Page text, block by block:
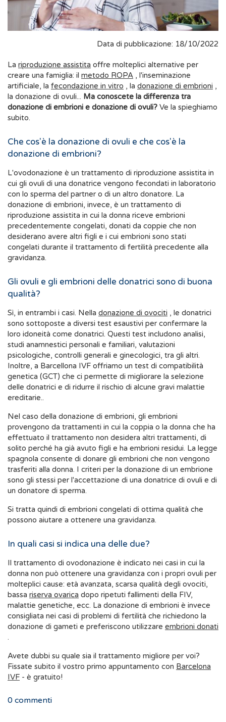
Data di pubblicazione: 18/10/2022
La riproduzione assistita
creare una famiglia: il metodo ROPA , l'inseminazione
artificiale, la fecondazione in vitro , la donazione di embrioni ,
la donazione di ovuli... Ma conoscete la differenza tra
donazione di embrioni e donazione di ovuli? Ve la spieghiamo
subito.
Che cos'è la donazione di ovuli e che cos'è la
donazione di embrioni?
L'ovodonazione è un trattamento di riproduzione assistita in
cui gli ovuli di una donatrice vengono fecondati in laboratorio
con lo sperma del partner o di un altro donatore. La
donazione di embrioni, invece, è un trattamento di
riproduzione assistita in cui la donna riceve embrioni
precedentemente congelati, donati da coppie che non
desiderano avere altri figli e i cui embrioni sono stati
congelati durante il trattamento di fertilità precedente alla
gravidanza.
Gli ovuli e gli embrioni delle donatrici sono di buona
qualità?
Sì, in entrambi i casi. Nella donazione di ovociti , le donatrici
sono sottoposte a diversi test esaustivi per confermare la
loro idoneità come donatrici. Questi test includono analisi,
studi anamnestici personali e familiari, valutazioni
psicologiche, controlli generali e ginecologici, tra gli altri.
Inoltre, a Barcellona IVF offriamo un test di compatibilità
genetica (GCT) che ci permette di migliorare la selezione
delle donatrici e di ridurre il rischio di alcune gravi malattie
ereditarie..
Nel caso della donazione di embrioni, gli embrioni
provengono da trattamenti in cui la coppia o la donna che ha
effettuato il trattamento non desidera altri trattamenti, di
solito perché ha già avuto figli e ha embrioni residui. La legge
spagnola consente di donare gli embrioni che non vengono
trasferiti alla donna. I criteri per la donazione di un embrione
sono gli stessi per l'accettazione di una donatrice di ovuli e di
un donatore di sperma.
Si tratta quindi di embrioni congelati di ottima qualità che
possono aiutare a ottenere una gravidanza.
In quali casi si indica una delle due?
Il trattamento di ovodonazione è indicato nei casi in cui la
donna non può ottenere una gravidanza con i propri ovuli per
molteplici cause: età avanzata, scarsa qualità degli ovociti,
bassa riserva ovarica
malattie genetiche, ecc. La donazione di embrioni è invece
consigliata nei casi di problemi di fertilità che richiedono la
donazione di gameti e preferiscono utilizzare embrioni donati
.
Avete dubbi su quale sia il trattamento migliore per voi?
Fissate subito il vostro primo appuntamento con Barcelona
IVF - è gratuito!
0 commenti